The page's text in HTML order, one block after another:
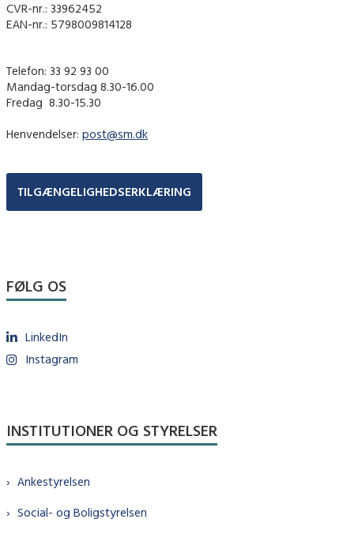
CVR-nr.: 33962452
EAN-nr.: 5798009814128
Telefon: 33 92 93 00
Mandag-torsdag 8.30-16.00
Fredag ​ 8.30-15.30
Henvendelser: post@sm.dk
TILGÆNGELIGHEDSERKLÆRING
FØLG OS
LinkedIn
Instagram
INSTITUTIONER OG STYRELSER
Ankestyrelsen
Social- og Boligstyrelsen